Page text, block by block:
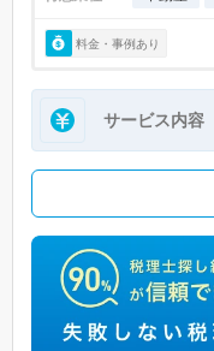
料金・事例あり
サービス内容